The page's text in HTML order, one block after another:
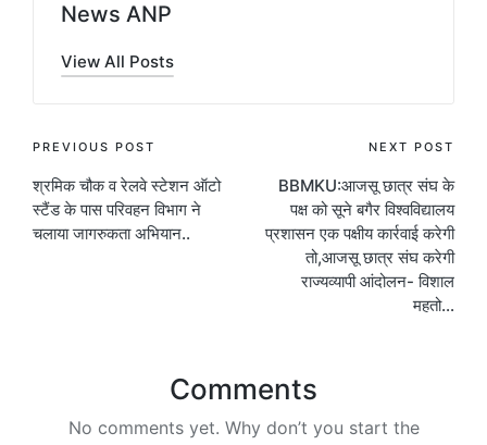
News ANP
View All Posts
Post
navigation
PREVIOUS POST
श्रमिक चौक व रेलवे स्टेशन ऑटो
स्टैंड के पास परिवहन विभाग ने
चलाया जागरुकता अभियान..
NEXT POST
BBMKU:आजसू छात्र संघ के
पक्ष को सूने बगैर विश्वविद्यालय
प्रशासन एक पक्षीय कार्रवाई करेगी
तो,आजसू छात्र संघ करेगी
राज्यव्यापी आंदोलन- विशाल
महतो…
Comments
No comments yet. Why don’t you start the